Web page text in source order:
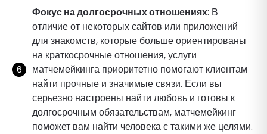
Фокус на долгосрочных отношениях: В
отличие от некоторых сайтов или приложений
для знакомств, которые больше ориентированы
на краткосрочные отношения, услуги
матчемейкинга приоритетно помогают клиентам
найти прочные и значимые связи. Если вы
серьезно настроены найти любовь и готовы к
долгосрочным обязательствам, матчемейкинг
поможет вам найти человека с такими же целями.